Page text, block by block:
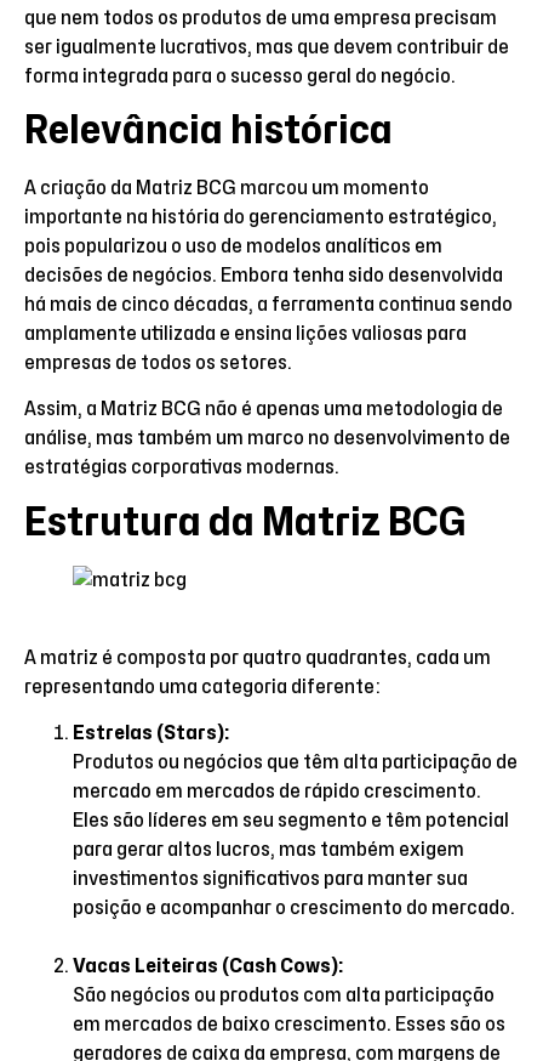
que nem todos os produtos de uma empresa precisam
ser igualmente lucrativos, mas que devem contribuir de
forma integrada para o sucesso geral do negócio.
Relevância histórica
A criação da Matriz BCG marcou um momento
importante na história do gerenciamento estratégico,
pois popularizou o uso de modelos analíticos em
decisões de negócios. Embora tenha sido desenvolvida
há mais de cinco décadas, a ferramenta continua sendo
amplamente utilizada e ensina lições valiosas para
empresas de todos os setores.
Assim, a Matriz BCG não é apenas uma metodologia de
análise, mas também um marco no desenvolvimento de
estratégias corporativas modernas.
Estrutura da Matriz BCG
A matriz é composta por quatro quadrantes, cada um
representando uma categoria diferente:
Estrelas (Stars):
Produtos ou negócios que têm alta participação de
mercado em mercados de rápido crescimento.
Eles são líderes em seu segmento e têm potencial
para gerar altos lucros, mas também exigem
investimentos significativos para manter sua
posição e acompanhar o crescimento do mercado.
Vacas Leiteiras (Cash Cows):
São negócios ou produtos com alta participação
em mercados de baixo crescimento. Esses são os
geradores de caixa da empresa, com margens de